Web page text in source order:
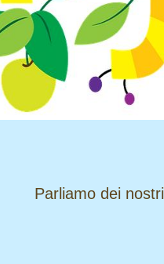
​​​​​​​Parliamo dei